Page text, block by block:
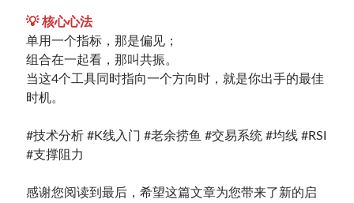
💡 核心心法
单用一个指标，那是偏见；
组合在一起看，那叫共振。
当这4个工具同时指向一个方向时，就是你出手的最佳
时机。
#技术分析 #K线入门 #老余捞鱼 #交易系统 #均线 #RSI
#支撑阻力
感谢您阅读到最后，希望这篇文章为您带来了新的启